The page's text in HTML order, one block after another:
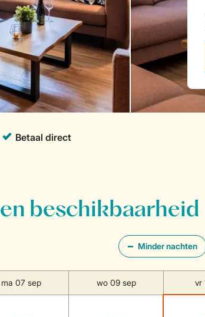
beschikbaarheid
Minder nachten
ma 07 sep wo 09 sep vr